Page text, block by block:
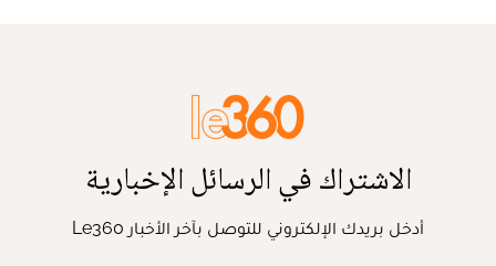
الاشتراك في الرسائل الإخبارية
أدخل بريدك الإلكتروني للتوصل بآخر الأخبار Le360